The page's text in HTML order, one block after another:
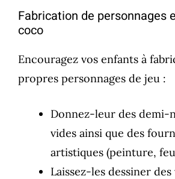
Fabrication de personnages
coco
Encouragez vos enfants à
propres personnages de jeu :
Donnez-leur des demi-
vides ainsi que des
artistiques (peinture,
Laissez-les dessiner des